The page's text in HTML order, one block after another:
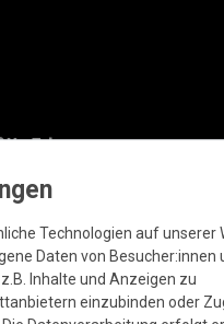
»
Technologien auf unserer
Daten von Besucher:innen
Inhalte und Anzeigen zu
einzubinden oder